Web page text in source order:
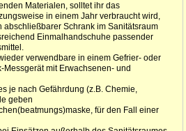
Materialen, solltet ihr das
in einem Jahr verbraucht wird,
abschließbarer Schrank im Sanitätsraum
Einmalhandschuhe passender
verwendbare in einem Gefrier- oder
mit Erwachsenen- und
je nach Gefährdung (z.B. Chemie,
geben
für den Fall einer